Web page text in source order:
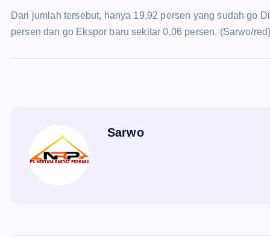
Dari jumlah tersebut, hanya 19,92 persen yang sudah go
persen dan go Ekspor baru sekitar 0,06 persen. (Sarwo/red)
Sarwo